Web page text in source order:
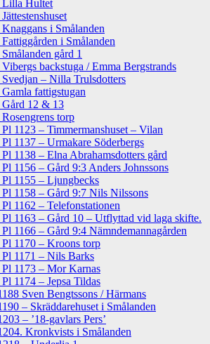
Lilla Hultet
i Smålanden
i Smålanden
gård 1
backstuga / Emma Bergstrands
Svedjan – Nilla Trulsdotters
Gamla fattigstugan
Gård 12 & 13
torp
1123 – Timmermanshuset – Vilan
1137 – Urmakare Söderbergs
1138 – Elna Abrahamsdotters gård
Pl 1156 – Gård 9:3 Anders Johnssons
Pl 1155 – Ljungbecks
Pl 1158 – Gård 9:7 Nils Nilssons
Pl 1162 – Telefonstationen
Pl 1163 – Gård 10 – Utflyttad vid laga skifte.
1166 – Gård 9:4 Nämndemannagården
Pl 1170 – Kroons torp
Pl 1171 – Nils Barks
Pl 1173 – Mor Karnas
Pl 1174 – Jepsa Tildas
Sven Bengtssons / Härmans
– Skräddarehuset i Smålanden
– ’18-gavlars Pers’
Kronkvists i Smålanden